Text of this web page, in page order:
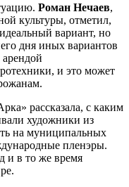
Роман Нечаев,
культуры, отметил,
вариант, но
дня иных вариантов
арендой
и это может
рассказала, с каким
художники из
на муниципальных
пленэры.
и в то же время